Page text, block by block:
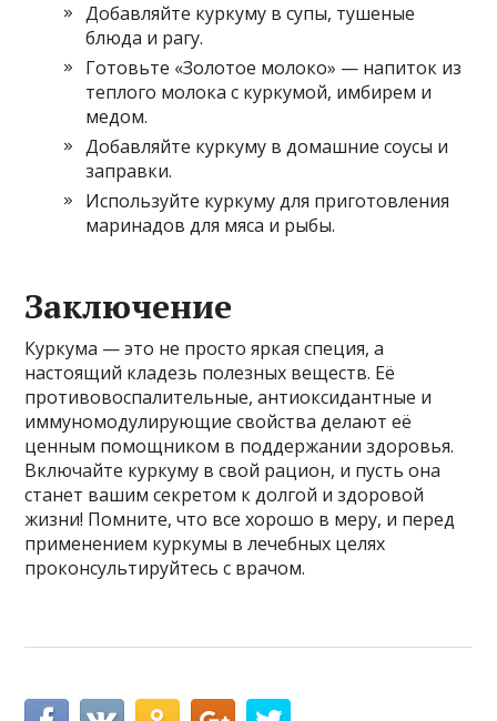
Добавляйте куркуму в супы, тушеные
блюда и рагу.
Готовьте «Золотое молоко» — напиток из
теплого молока с куркумой, имбирем и
медом.
Добавляйте куркуму в домашние соусы и
заправки.
Используйте куркуму для приготовления
маринадов для мяса и рыбы.
Заключение
Куркума — это не просто яркая специя, а
настоящий кладезь полезных веществ. Её
противовоспалительные, антиоксидантные и
иммуномодулирующие свойства делают её
ценным помощником в поддержании здоровья.
Включайте куркуму в свой рацион, и пусть она
станет вашим секретом к долгой и здоровой
жизни! Помните, что все хорошо в меру, и перед
применением куркумы в лечебных целях
проконсультируйтесь с врачом.